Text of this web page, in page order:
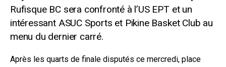
Rufisque BC sera confronté à l’US EPT et un
intéressant ASUC Sports et Pikine Basket Club au
menu du dernier carré.
Après les quarts de finale disputés ce mercredi, place